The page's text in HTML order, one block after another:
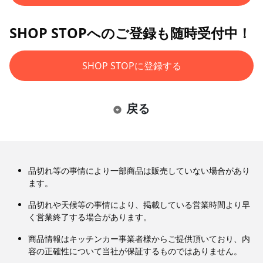
SHOP STOPへのご登録も随時受付中！
SHOP STOPに登録する
戻る
品切れ等の事情により一部商品は販売していない場合があり
ます。
品切れや天候等の事情により、掲載している営業時間より早
く営業終了する場合があります。
商品情報はキッチンカー事業者様からご提供頂いており、内
容の正確性について当社が保証するものではありません。